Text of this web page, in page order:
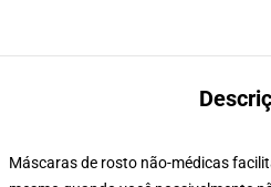
Máscaras de rosto não-médicas